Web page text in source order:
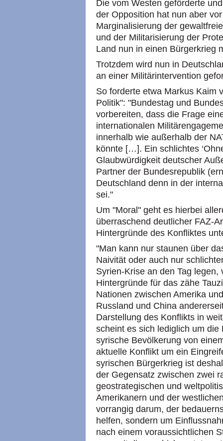
Die vom Westen geförderte
der Opposition hat nun aber
Marginalisierung der
und der Militarisierung der
Land nun in einen Bürgerkrieg
Trotzdem wird nun in
an einer Militärintervention
So forderte etwa Markus Kaim
Politik": "Bundestag und
vorbereiten, dass die Frage
internationalen
innerhalb wie außerhalb der
könnte […]. Ein schlichtes
Glaubwürdigkeit deutscher
Partner der Bundesrepublik
Deutschland denn in der
sei."
Um "Moral" geht es hierbei
überraschend deutlicher FAZ-
Hintergründe des Konfliktes
"Man kann nur staunen über
Naivität oder auch nur
Syrien-Krise an den Tag
Hintergründe für das zähe
Nationen zwischen Amerika
Russland und China
Darstellung des Konflikts in
scheint es sich lediglich um
syrische Bevölkerung von
aktuelle Konflikt um ein
syrischen Bürgerkrieg ist
der Gegensatz zwischen zwei
geostrategischen und
Amerikanern und der
vorrangig darum, der
helfen, sondern um
nach einem voraussichtlichen